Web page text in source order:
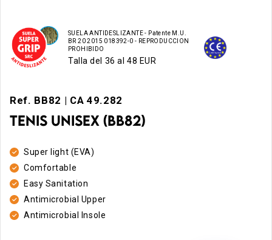
SUELA ANTIDESLIZANTE - Patente M.U.
BR 20 2015 018392-0 - REPRODUCCION
PROHIBIDO
Talla del 36 al 48 EUR
Ref. BB82 | CA 49.282
TENIS UNISEX (BB82)
Super light (EVA)
Comfortable
Easy Sanitation
Antimicrobial Upper
Antimicrobial Insole